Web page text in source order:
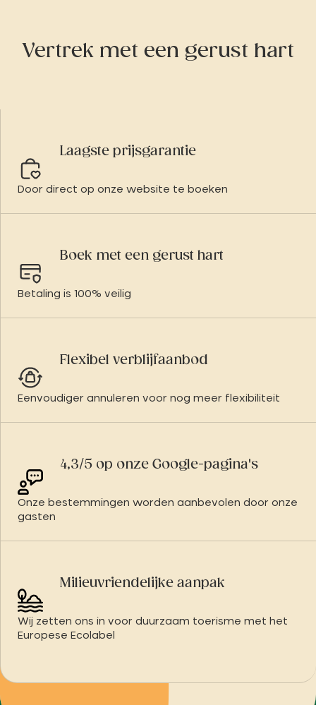
Vertrek met een gerust hart
Laagste prijsgarantie
Door direct op onze website te boeken
Boek met een gerust hart
Betaling is 100% veilig
Flexibel verblijfaanbod
Eenvoudiger annuleren voor nog meer flexibiliteit
4,3/5 op onze Google-pagina's
Onze bestemmingen worden aanbevolen door onze
gasten
Milieuvriendelijke aanpak
Wij zetten ons in voor duurzaam toerisme met het
Europese Ecolabel